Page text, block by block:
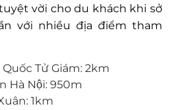
vời cho du khách khi sở
với nhiều địa điểm tham
Tử Giám: 2km
Hà Nội: 950m
1km